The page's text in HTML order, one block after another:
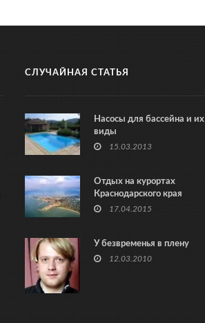
СЛУЧАЙНАЯ СТАТЬЯ
Насосы для бассейна и их
виды
15.03.2013
Отдых на курортах
Краснодарского края
17.04.2015
У безвременья в плену
12.03.2010